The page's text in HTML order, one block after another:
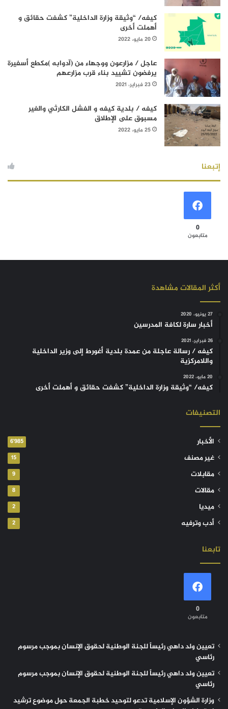
كيفه/ “وثيقة وزارة الداخلية” كشفت حقائق و
أهملت أخرى
20 مايو، 2022
عاجل / مزارعون ووجهاء من (آدوابه )مكطع أسفيرة
يرفضون تشييد بناء قرب مزارعهم
23 فبراير، 2021
كيفه / بلدية كيفه و الفشل الكارثي والغير
مسبوق على الإطلاق
25 مايو، 2022
إتبعنا
0
متابعون
أكثر المقالات مشاهدة
27 يونيو، 2020
أخبار سارة لكافة المدرسين
26 فبراير، 2021
كيفه / رسالة عاجلة من عمدة بلدية أغورط إلى وزير الداخلية
واللامركزية
20 مايو، 2022
كيفه/ “وثيقة وزارة الداخلية” كشفت حقائق و أهملت أخرى
التصنيفات
الأخبار 6٬985
غير مصنف 15
مقابلات 9
مقالات 8
ميديا 2
أدب وترفيه 2
تابعنا
0
متابعون
تعيين ولد داهي رئيساً للجنة الوطنية لحقوق الإنسان بموجب مرسوم
رئاسي
تعيين ولد داهي رئيساً للجنة الوطنية لحقوق الإنسان بموجب مرسوم
رئاسي
وزارة الشؤون الإسلامية تدعو لتوحيد خطبة الجمعة حول موضوع ترشيد